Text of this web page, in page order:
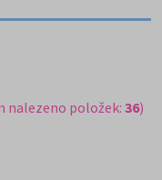
nalezeno položek: 36)